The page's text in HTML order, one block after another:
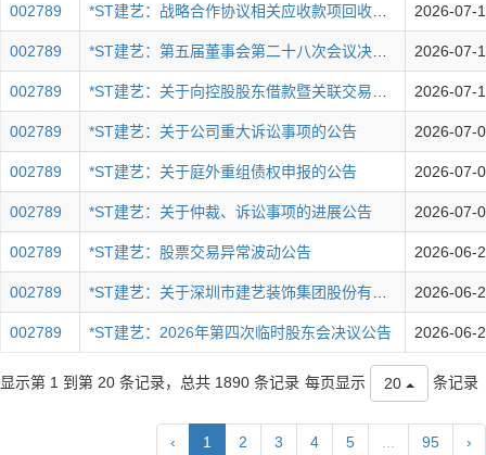
002789 2026-07-
002789 2026-07-
002789 2026-07-
002789 *ST建艺：关于公司重大诉讼事项的公告 2026-07-
002789 *ST建艺：关于庭外重组债权申报的公告 2026-07-
002789 *ST建艺：关于仲裁、诉讼事项的进展公告 2026-07-
002789 *ST建艺：股票交易异常波动公告 2026-06-
002789 2026-06-
002789 *ST建艺：2026年第四次临时股东会决议公告 2026-06-
显示第 1 到第 20 条记录，总共 1890 条记录 每页显示 20 条记录
‹ 1 2 3 4 5 ... 95 ›